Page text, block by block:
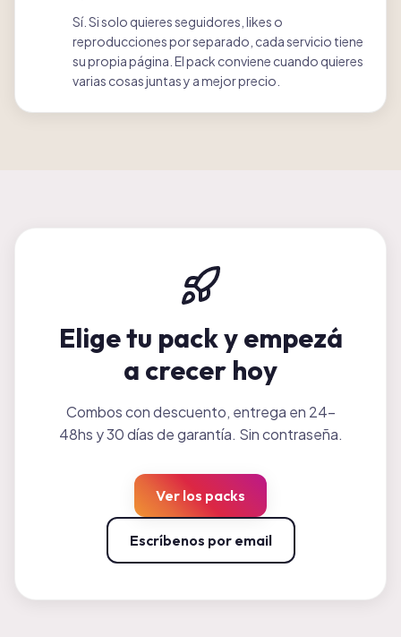
Sí. Si solo quieres seguidores, likes o
reproducciones por separado, cada servicio tiene
su propia página. El pack conviene cuando quieres
varias cosas juntas y a mejor precio.
Elige tu pack y empezá
a crecer hoy
Combos con descuento, entrega en 24-
48hs y 30 días de garantía. Sin contraseña.
Ver los packs
Escríbenos por email